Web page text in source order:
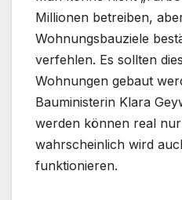
Millionen betreiben,
Wohnungsbauziele
verfehlen. Es sollten
Wohnungen gebaut
Bauministerin Klara
werden können real
wahrscheinlich wird
funktionieren.